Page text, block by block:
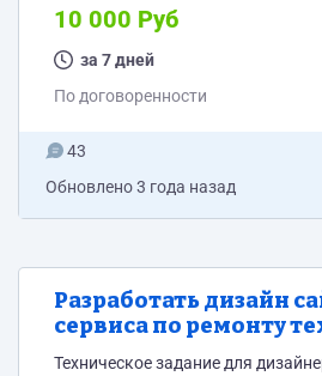
гармонично и читаемо
устройствах. Учесть
мобильной версии: кнопки,
нажатия. Цветовая палитра,
10 000 Руб
за 7 дней
По договоренности
43
Обновлено3 года назад
Разработать дизайн
сервиса по ремонту
Техническое задание для